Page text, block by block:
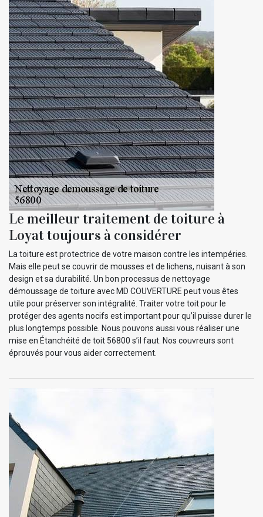
Le meilleur traitement de toiture à
Loyat toujours à considérer
La toiture est protectrice de votre maison contre les intempéries.
Mais elle peut se couvrir de mousses et de lichens, nuisant à son
design et sa durabilité. Un bon processus de nettoyage
démoussage de toiture avec MD COUVERTURE peut vous êtes
utile pour préserver son intégralité. Traiter votre toit pour le
protéger des agents nocifs est important pour qu’il puisse durer le
plus longtemps possible. Nous pouvons aussi vous réaliser une
mise en Étanchéité de toit 56800 s’il faut. Nos couvreurs sont
éprouvés pour vous aider correctement.